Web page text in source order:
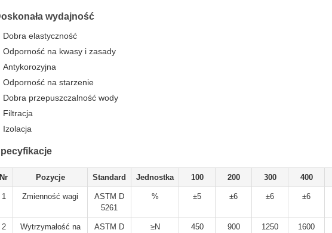
wydajność
Dobra elastyczność
Odporność na kwasy i zasady
Antykorozyjna
Odporność na starzenie
Dobra przepuszczalność wody
Filtracja
Izolacja
Nr Pozycje Standard Jednostka 100 200 300 400
1 Zmienność wagi
ASTM D
5261
% ±5 ±6 ±6 ±6
2
Wytrzymałość na
ASTM D
≥N 450 900 1250 1600